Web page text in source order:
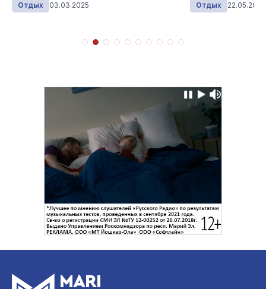
Отдых 03.03.2025 Отдых 22.05.2023